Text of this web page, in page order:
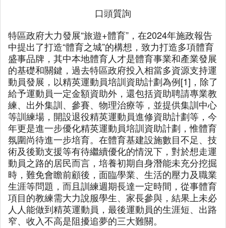
口頭質詢
特區政府大力發展“旅遊+體育”，在2024年施政報告
中提出了打造“體育之城”的構想，致力打造多項體育
盛事品牌，其中本地體育人才是體育事業和產業發展
的基礎和關鍵，過去特區政府投入相當多資源支持運
動員發展，以精英運動員培訓資助計劃為例[1]，除了
給予運動員一定金額資助外，還包括資助聘請專業教
練、出外集訓、參賽、物理治療等，並提供集訓中心
等訓練場，開設退役精英運動員進修資助計劃等，今
年更是進一步優化精英運動員培訓資助計劃，惟體育
氛圍尚待進一步培育。在體育基建設施數目不足、技
術及後勤支援等有待繼續優化的情況下，對於想走運
動員之路的居民而言，培養初期自身潛能未充分挖掘
時，難免會瞻前顧後，面臨學業、生活的壓力及職業
生涯等問題，而且訓練週期長達一定時間，從事體育
項目的教練需大力說服學生、家長參與，結果上未必
人人能做到精英運動員，最後運動員的生涯短、出路
窄、收入不高是阻擾追夢的三大難關。